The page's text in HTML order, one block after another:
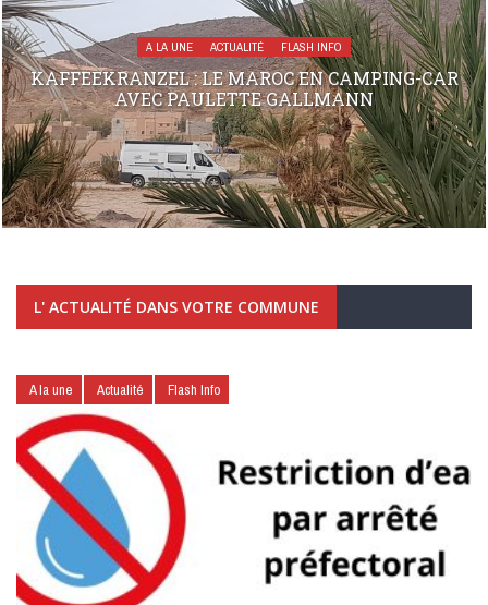
A LA UNE ACTUALITÉ FLASH INFO
KAFFEEKRANZEL : LE MAROC EN CAMPING-CAR
AVEC PAULETTE GALLMANN
L' ACTUALITÉ DANS VOTRE COMMUNE
A la une Actualité Flash Info